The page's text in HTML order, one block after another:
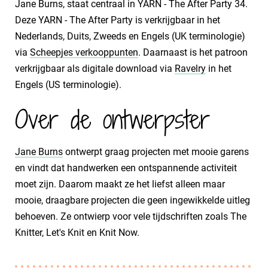
Jane Burns, staat centraal in YARN - The After Party 34.
Deze YARN - The After Party is verkrijgbaar in het
Nederlands, Duits, Zweeds en Engels (UK terminologie)
via Scheepjes verkooppunten. Daarnaast is het patroon
verkrijgbaar als digitale download via Ravelry in het
Engels (US terminologie).
Over de ontwerpster
Jane Burns ontwerpt graag projecten met mooie garens
en vindt dat handwerken een ontspannende activiteit
moet zijn. Daarom maakt ze het liefst alleen maar
mooie, draagbare projecten die geen ingewikkelde uitleg
behoeven. Ze ontwierp voor vele tijdschriften zoals The
Knitter, Let's Knit en Knit Now.